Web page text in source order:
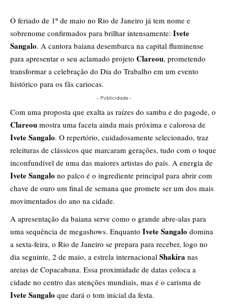
O feriado de 1º de maio no Rio de Janeiro já tem nome e
sobrenome confirmados para brilhar intensamente: Ivete
Sangalo. A cantora baiana desembarca na capital fluminense
para apresentar o seu aclamado projeto Clareou, prometendo
transformar a celebração do Dia do Trabalho em um evento
histórico para os fãs cariocas.
- Publicidade -
Com uma proposta que exalta as raízes do samba e do pagode, o
Clareou mostra uma faceta ainda mais próxima e calorosa de
Ivete Sangalo. O repertório, cuidadosamente selecionado, traz
releituras de clássicos que marcaram gerações, tudo com o toque
inconfundível de uma das maiores artistas do país. A energia de
Ivete Sangalo no palco é o ingrediente principal para abrir com
chave de ouro um final de semana que promete ser um dos mais
movimentados do ano na cidade.
A apresentação da baiana serve como o grande abre-alas para
uma sequência de megashows. Enquanto Ivete Sangalo domina
a sexta-feira, o Rio de Janeiro se prepara para receber, logo no
dia seguinte, 2 de maio, a estrela internacional Shakira nas
areias de Copacabana. Essa proximidade de datas coloca a
cidade no centro das atenções mundiais, mas é o carisma de
Ivete Sangalo que dará o tom inicial da festa.